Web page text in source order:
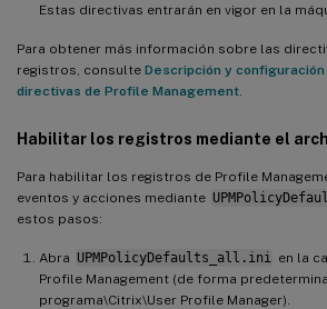
Estas directivas entrarán en vigor en la
Para obtener más información sobre las
registros, consulte Descripción y
directivas de Profile Management
Habilitar los registros mediante el
Para habilitar los registros de Profile
eventos y acciones mediante
estos pasos:
Abra UPMPolicyDefaults_all.ini
en la
Profile Management (de forma
programa\Citrix\User Profile Manager).